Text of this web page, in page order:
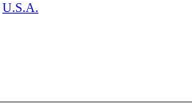
U.S.A.